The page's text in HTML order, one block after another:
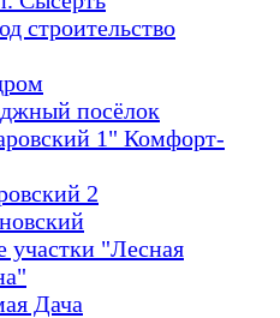
строительство
посёлок
1" Комфорт-
2
участки "Лесная
Дача